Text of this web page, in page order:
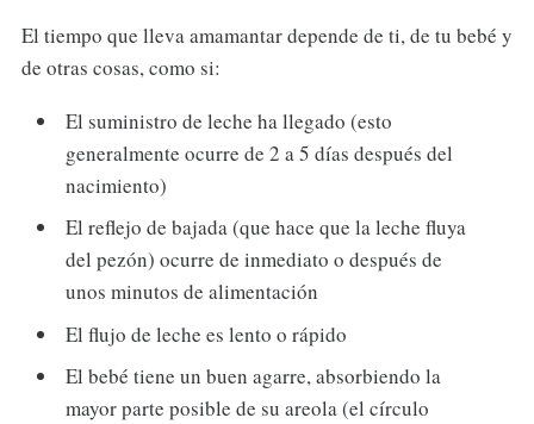
El tiempo que lleva amamantar depende de ti, de tu bebé y
de otras cosas, como si:
El suministro de leche ha llegado (esto
generalmente ocurre de 2 a 5 días después del
nacimiento)
El reflejo de bajada (que hace que la leche fluya
del pezón) ocurre de inmediato o después de
unos minutos de alimentación
El flujo de leche es lento o rápido
El bebé tiene un buen agarre, absorbiendo la
mayor parte posible de su areola (el círculo